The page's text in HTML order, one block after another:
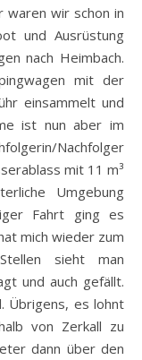
waren wir schon in
und Ausrüstung
nach Heimbach.
mit der
einsammelt und
ist nun aber im
Nachfolger
mit 11 m³
Umgebung
Fahrt ging es
mich wieder zum
sieht man
und auch gefällt.
Übrigens, es lohnt
von Zerkall zu
dann über den